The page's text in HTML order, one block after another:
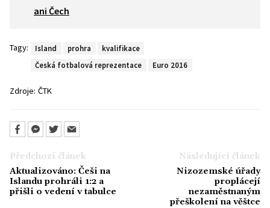
ani Čech
Tagy: Island prohra
kvalifikace
Česká fotbalová reprezentace
Euro 2016
Zdroje: ČTK
Předchozí článek
Aktualizováno: Češi na
Islandu prohráli 1:2 a
přišli o vedení v tabulce
Následující článek
Nizozemské úřady
proplácejí
nezaměstnaným
přeškolení na věštce